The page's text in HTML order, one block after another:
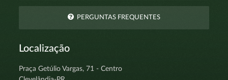
PERGUNTAS FREQUENTES
Localização
Praça Getúlio Vargas, 71 - Centro